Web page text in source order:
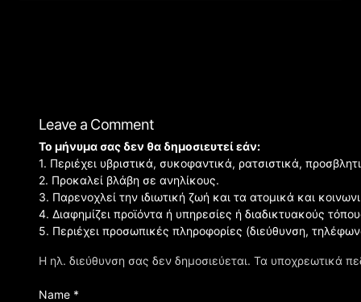
Leave a Comment
Η ηλ. διεύθυνση σας δεν δημοσιεύεται. Τα υποχρεωτικά
Το μήνυμα σας δεν θα δημοσιευτεί εάν:
1. Περιέχει υβριστικά, συκοφαντικά, ρατσιστικά,
2. Προκαλεί βλάβη σε ανηλίκους.
3. Παρενοχλεί την ιδιωτική ζωή και τα ατομικά και
4. Διαφημίζει προϊόντα ή υπηρεσίες ή διαδικτυακούς
5. Περιέχει προσωπικές πληροφορίες (διεύθυνση,
Name *